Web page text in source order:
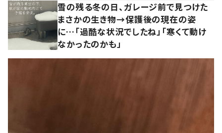
雪の残る冬の日、ガレージ前で見つけた
まさかの生き物→保護後の現在の姿
に…「過酷な状況でしたね」「寒くて動け
なかったのかも」